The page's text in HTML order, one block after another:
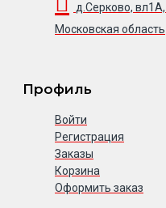
д.Серково,
Московская область
Профиль
Войти
Регистрация
Заказы
Корзина
Оформить заказ